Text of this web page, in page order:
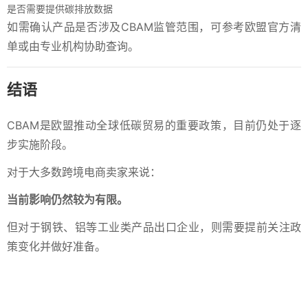
是否需要提供碳排放数据
如需确认产品是否涉及CBAM监管范围，可参考欧盟官方清
单或由专业机构协助查询。
结语
CBAM是欧盟推动全球低碳贸易的重要政策，目前仍处于逐
步实施阶段。
对于大多数跨境电商卖家来说：
当前影响仍然较为有限。
但对于钢铁、铝等工业类产品出口企业，则需要提前关注政
策变化并做好准备。